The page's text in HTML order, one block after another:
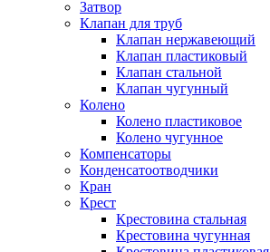
Затвор
Клапан для труб
Клапан нержавеющий
Клапан пластиковый
Клапан стальной
Клапан чугунный
Колено
Колено пластиковое
Колено чугунное
Компенсаторы
Конденсатоотводчики
Кран
Крест
Крестовина стальная
Крестовина чугунная